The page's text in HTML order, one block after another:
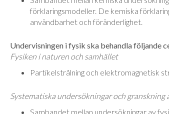
förklaringsmodeller. De kemiska
användbarhet och föränderlighet.
Undervisningen i fysik ska behandla följande
Fysiken i naturen och samhället
Partikelstrålning och elektromagnetisk
Systematiska undersökningar och
Sambandet mellan undersökningar av